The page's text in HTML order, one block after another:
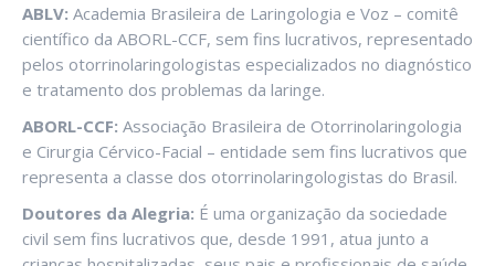
ABLV: Academia Brasileira de Laringologia e Voz – comitê
científico da ABORL-CCF, sem fins lucrativos, representado
pelos otorrinolaringologistas especializados no diagnóstico
e tratamento dos problemas da laringe.
ABORL-CCF: Associação Brasileira de Otorrinolaringologia
e Cirurgia Cérvico-Facial – entidade sem fins lucrativos que
representa a classe dos otorrinolaringologistas do Brasil.
Doutores da Alegria: É uma organização da sociedade
civil sem fins lucrativos que, desde 1991, atua junto a